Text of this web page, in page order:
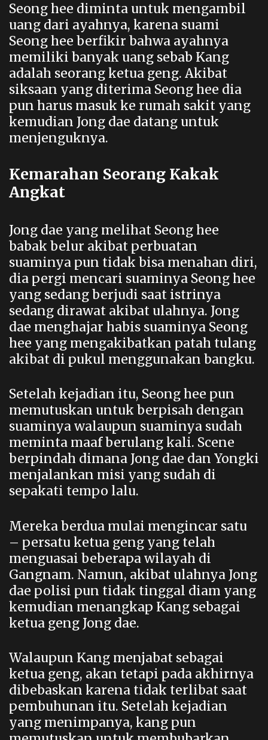
Seong hee diminta untuk mengambil
uang dari ayahnya, karena suami
Seong hee berfikir bahwa ayahnya
memiliki banyak uang sebab Kang
adalah seorang ketua geng. Akibat
siksaan yang diterima Seong hee dia
pun harus masuk ke rumah sakit yang
kemudian Jong dae datang untuk
menjenguknya.
Kemarahan Seorang Kakak
Angkat
Jong dae yang melihat Seong hee
babak belur akibat perbuatan
suaminya pun tidak bisa menahan diri,
dia pergi mencari suaminya Seong hee
yang sedang berjudi saat istrinya
sedang dirawat akibat ulahnya. Jong
dae menghajar habis suaminya Seong
hee yang mengakibatkan patah tulang
akibat di pukul menggunakan bangku.
Setelah kejadian itu, Seong hee pun
memutuskan untuk berpisah dengan
suaminya walaupun suaminya sudah
meminta maaf berulang kali. Scene
berpindah dimana Jong dae dan Yongki
menjalankan misi yang sudah di
sepakati tempo lalu.
Mereka berdua mulai mengincar satu
– persatu ketua geng yang telah
menguasai beberapa wilayah di
Gangnam. Namun, akibat ulahnya Jong
dae polisi pun tidak tinggal diam yang
kemudian menangkap Kang sebagai
ketua geng Jong dae.
Walaupun Kang menjabat sebagai
ketua geng, akan tetapi pada akhirnya
dibebaskan karena tidak terlibat saat
pembuhunan itu. Setelah kejadian
yang menimpanya, kang pun